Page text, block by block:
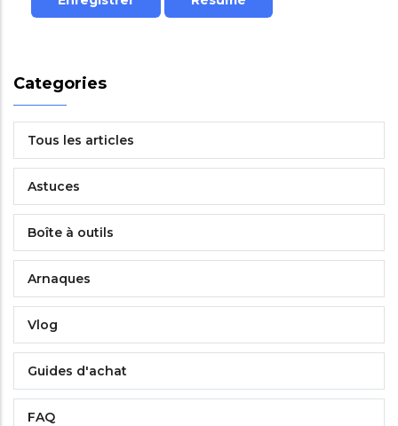
Categories
Tous les articles
Astuces
Boîte à outils
Arnaques
Vlog
Guides d'achat
FAQ